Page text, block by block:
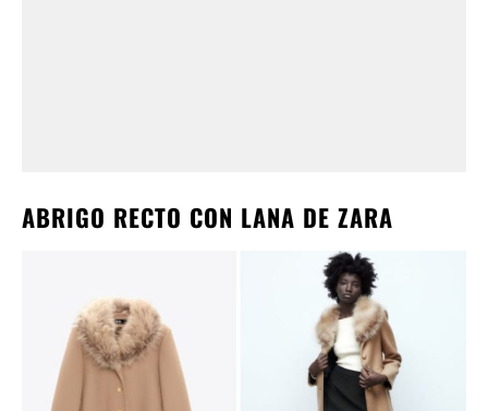
ABRIGO RECTO CON LANA DE ZARA